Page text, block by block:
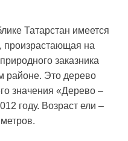
Татарстан имеется
произрастающая на
заказника
районе. Это дерево
значения «Дерево –
году. Возраст ели –